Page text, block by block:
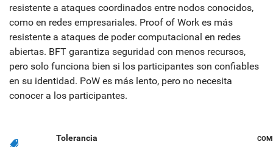
resistente a ataques coordinados entre nodos conocidos,
como en redes empresariales. Proof of Work es más
resistente a ataques de poder computacional en redes
abiertas. BFT garantiza seguridad con menos recursos,
pero solo funciona bien si los participantes son confiables
en su identidad. PoW es más lento, pero no necesita
conocer a los participantes.
Tolerancia